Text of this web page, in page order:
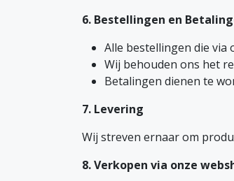
6. Bestellingen en
Alle bestellingen die via
Wij behouden ons het
Betalingen dienen te
7. Levering
Wij streven ernaar om
8. Verkopen via onze